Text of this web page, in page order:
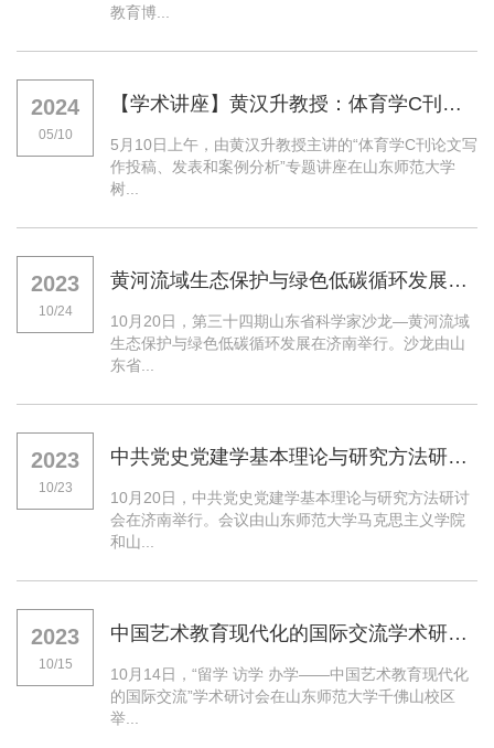
教育博...
2024
05/10
【学术讲座】黄汉升教授：体育学C刊论文写作投稿、发表和案例分析
5月10日上午，由黄汉升教授主讲的“体育学C刊论文写
作投稿、发表和案例分析”专题讲座在山东师范大学
树...
2023
10/24
黄河流域生态保护与绿色低碳循环发展沙龙举行
10月20日，第三十四期山东省科学家沙龙—黄河流域
生态保护与绿色低碳循环发展在济南举行。沙龙由山
东省...
2023
10/23
中共党史党建学基本理论与研究方法研讨会举行
10月20日，中共党史党建学基本理论与研究方法研讨
会在济南举行。会议由山东师范大学马克思主义学院
和山...
2023
10/15
中国艺术教育现代化的国际交流学术研讨会举行
10月14日，“留学 访学 办学——中国艺术教育现代化
的国际交流”学术研讨会在山东师范大学千佛山校区
举...